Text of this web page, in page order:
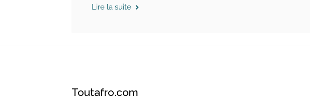
Lire la suite
Toutafro.com